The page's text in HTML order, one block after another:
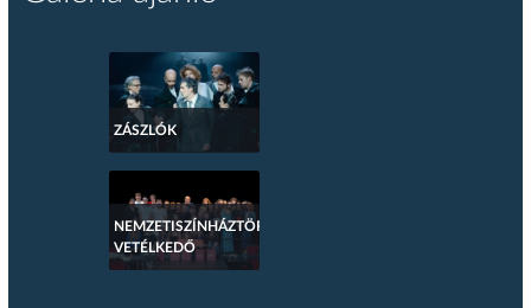
ZÁSZLÓK
NEMZETISZÍNHÁZTÖRTÉNETI
VETÉLKEDŐ